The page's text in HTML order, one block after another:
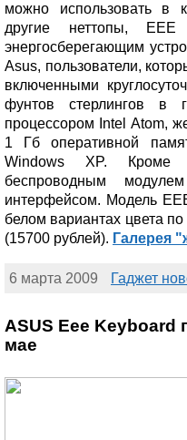
можно использовать в
другие неттопы,
энергосберегающим
Asus, пользователи,
включенными
фунтов стерлингов в
процессором Intel Atom,
1 Гб оперативной
Windows XP. Кроме
беспроводным
интерфейсом. Модель
белом вариантах цвета
(15700 рублей). Галерея
6 марта 2009 Гаджет
ASUS Eee Keyboard
мае